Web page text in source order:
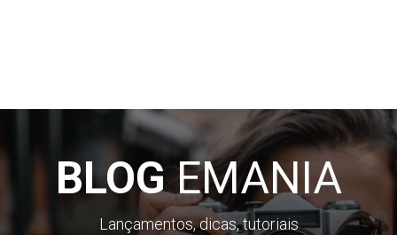
BLOGEMANIA
Lançamentos, dicas, tutoriais